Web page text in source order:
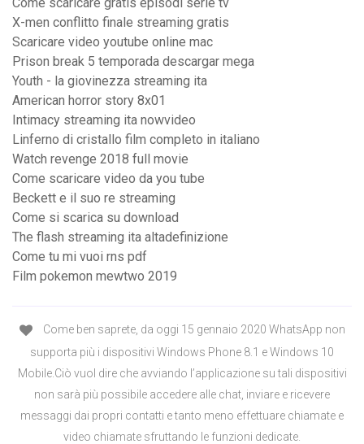
Come scaricare gratis episodi serie tv
X-men conflitto finale streaming gratis
Scaricare video youtube online mac
Prison break 5 temporada descargar mega
Youth - la giovinezza streaming ita
American horror story 8x01
Intimacy streaming ita nowvideo
Linferno di cristallo film completo in italiano
Watch revenge 2018 full movie
Come scaricare video da you tube
Beckett e il suo re streaming
Come si scarica su download
The flash streaming ita altadefinizione
Come tu mi vuoi rns pdf
Film pokemon mewtwo 2019
Come ben saprete, da oggi 15 gennaio 2020 WhatsApp non
supporta più i dispositivi Windows Phone 8.1 e Windows 10
Mobile.Ciò vuol dire che avviando l’applicazione su tali dispositivi
non sarà più possibile accedere alle chat, inviare e ricevere
messaggi dai propri contatti e tanto meno effettuare chiamate e
video chiamate sfruttando le funzioni dedicate.